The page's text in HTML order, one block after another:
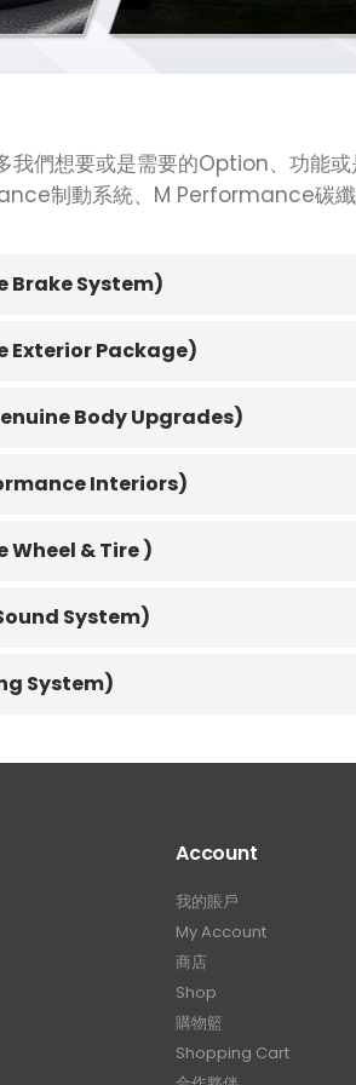
們想要或是需要的Option、功能
制動系統、M Performance碳
Brake System)
Exterior Package)
Body Upgrades)
Interiors)
Wheel & Tire )
System)
System)
Account
我的賬戶
My Account
商店
Shop
購物籃
Shopping Cart